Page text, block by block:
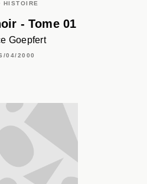
HISTOIRE
- Tome 01
Goepfert
04/2000